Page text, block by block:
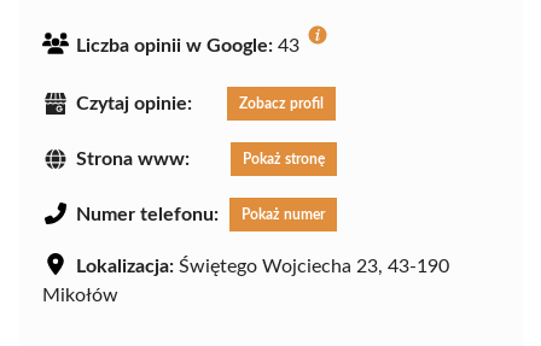
Liczba opinii w Google: 43
Czytaj opinie: Zobacz profil
Strona www: Pokaż stronę
Numer telefonu: Pokaż numer
Lokalizacja: Świętego Wojciecha 23, 43-190
Mikołów